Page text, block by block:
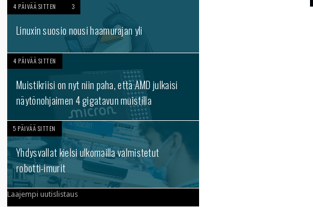
4 PÄIVÄÄ SITTEN 3
Linuxin suosio nousi haamurajan yli
4 PÄIVÄÄ SITTEN
Muistikriisi on nyt niin paha, että AMD julkaisi
näytönohjaimen 4 gigatavun muistilla
5 PÄIVÄÄ SITTEN
Yhdysvallat kielsi ulkomailla valmistetut
robotti-imurit
Laajempi uutislistaus